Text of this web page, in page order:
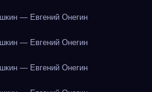
— Евгений Онегин
— Евгений Онегин
— Евгений Онегин